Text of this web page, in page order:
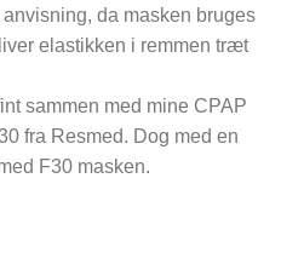
da masken bruges
elastikken i remmen træt
sammen med mine CPAP
fra Resmed. Dog med en
F30 masken.